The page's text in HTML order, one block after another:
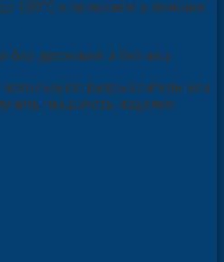
180°С и запекаем в течение
без дрожжей и без яиц
разрыхлитель или
пышность изделия.